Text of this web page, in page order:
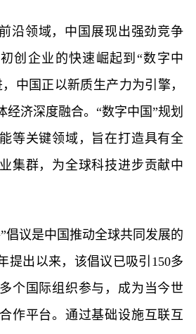
沿领域，中国展现出强劲竞争
初创企业的快速崛起到“数字中
中国正以新质生产力为引擎，
经济深度融合。“数字中国”规划
等关键领域，旨在打造具有全
集群，为全球科技进步贡献中
倡议是中国推动全球共同发展的
提出以来，该倡议已吸引150多
个国际组织参与，成为当今世
作平台。通过基础设施互联互